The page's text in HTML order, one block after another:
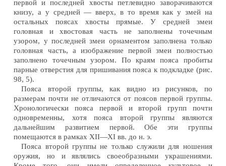
первой и последней хвосты петлевидно заворачиваются
книзу, а у средней — вверх, в то время как у змей на
остальных поясах хвосты прямые. У средней змеи
головная и хвостовая часть не заполнены точечным
узором, у последней змеи орнаментом заполнена только
головная часть, а изображение первой змеи полностью
заполнено точечным узором. По краям пояса пробиты
парные отверстия для пришивания пояса к подкладке (рис.
98, 5).
Пояса второй группы, как видно из рисунков, по
размерам почти не отличаются от поясов первой группы.
Хронологически пояса первой и второй групп почти
одновременны, хотя пояса второй группы являются
дальнейшим развитием первой. Обе эти группы
помещаются в рамках XII—XI вв. до н. э.
Пояса второй группы не только служили для ношения
оружия, но и являлись своеобразными украшениями.